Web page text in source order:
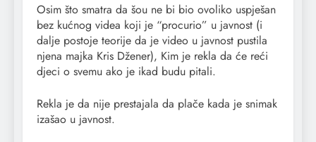
Osim što smatra da šou ne bi bio ovoliko uspješan
bez kućnog videa koji je “procurio” u javnost (i
dalje postoje teorije da je video u javnost pustila
njena majka Kris Džener), Kim je rekla da će reći
djeci o svemu ako je ikad budu pitali.
Rekla je da nije prestajala da plače kada je snimak
izašao u javnost.